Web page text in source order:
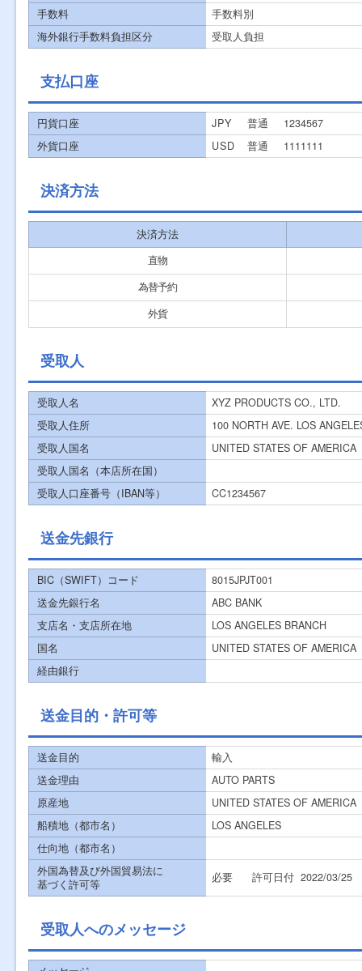
手数料
手数料別
海外銀行手数料負担区分
受取人負担
支払口座
円貨口座 JPY 普通
1234567
外貨口座
USD 普通 1111111
決済方法
決済方法
直物
為替予約
外貨
受取人
受取人名
XYZ PRODUCTS CO., LTD.
受取人住所
100 NORTH AVE. LOS
受取人国名
UNITED STATES OF AMERICA
受取人国名（本店所在国）
受取人口座番号（IBAN等）
CC1234567
送金先銀行
BIC（SWIFT）コード
8015JPJT001
送金先銀行名
ABC BANK
支店名・支店所在地
LOS ANGELES BRANCH
国名
UNITED STATES OF AMERICA
経由銀行
送金目的・許可等
送金目的
輸入
送金理由
AUTO PARTS
原産地
UNITED STATES OF AMERICA
船積地（都市名）
LOS ANGELES
仕向地（都市名）
外国為替及び外国貿易法に
基づく許可等
必要 許可日付 2022/03/25
受取人へのメッセージ